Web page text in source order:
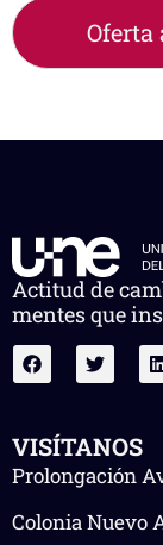
Oferta
Actitud de
mentes que
VISÍTANOS
Prolongación
Colonia Nuevo